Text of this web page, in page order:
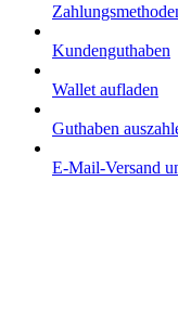
Kundenguthaben
Wallet aufladen
Guthaben
E-Mail-Versand